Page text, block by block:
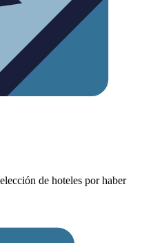
de hoteles por haber